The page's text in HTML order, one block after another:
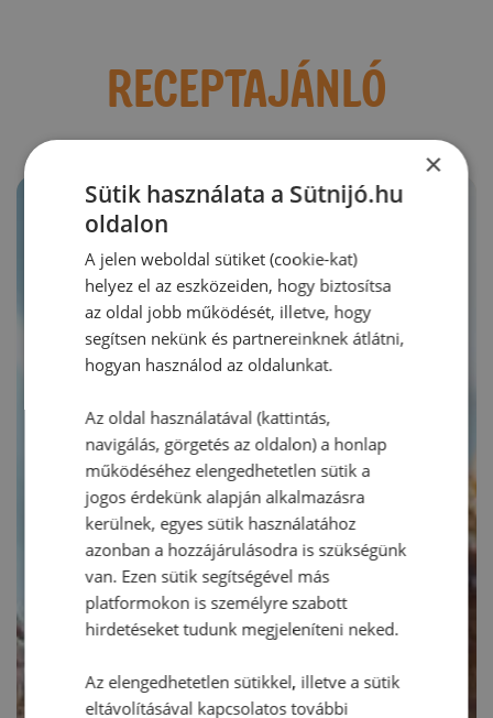
RECEPTAJÁNLÓ
×
Sütik használata a Sütnijó.hu
oldalon
A jelen weboldal sütiket (cookie-kat)
helyez el az eszközeiden, hogy biztosítsa
az oldal jobb működését, illetve, hogy
segítsen nekünk és partnereinknek átlátni,
hogyan használod az oldalunkat.
Az oldal használatával (kattintás,
navigálás, görgetés az oldalon) a honlap
működéséhez elengedhetetlen sütik a
jogos érdekünk alapján alkalmazásra
kerülnek, egyes sütik használatához
azonban a hozzájárulásodra is szükségünk
van. Ezen sütik segítségével más
platformokon is személyre szabott
hirdetéseket tudunk megjeleníteni neked.
Az elengedhetetlen sütikkel, illetve a sütik
eltávolításával kapcsolatos további